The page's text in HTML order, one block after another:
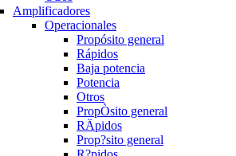
Amplificadores
Operacionales
Propósito general
Rápidos
Baja potencia
Potencia
Otros
PropÒsito general
RÄpidos
Prop?sito general